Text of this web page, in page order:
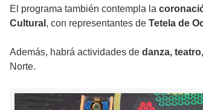
El programa también contempla la
Cultural , con representantes de Tetela de
Además, habrá actividades de danza,
Norte.